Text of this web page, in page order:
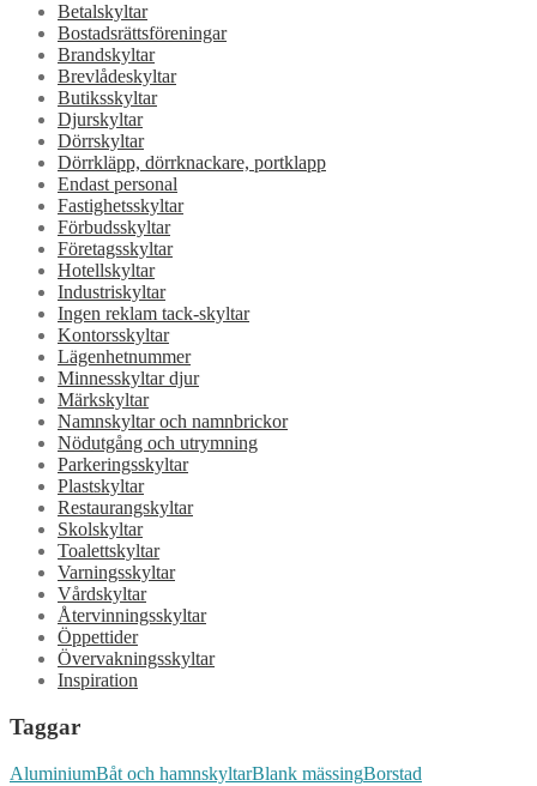
Betalskyltar
Bostadsrättsföreningar
Brandskyltar
Brevlådeskyltar
Butiksskyltar
Djurskyltar
Dörrskyltar
Dörrkläpp, dörrknackare, portklapp
Endast personal
Fastighetsskyltar
Förbudsskyltar
Företagsskyltar
Hotellskyltar
Industriskyltar
Ingen reklam tack-skyltar
Kontorsskyltar
Lägenhetnummer
Minnesskyltar djur
Märkskyltar
Namnskyltar och namnbrickor
Nödutgång och utrymning
Parkeringsskyltar
Plastskyltar
Restaurangskyltar
Skolskyltar
Toalettskyltar
Varningsskyltar
Vårdskyltar
Återvinningsskyltar
Öppettider
Övervakningsskyltar
Inspiration
Taggar
AluminiumBåt och hamnskyltarBlank mässingBorstad